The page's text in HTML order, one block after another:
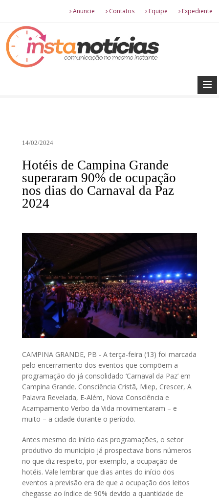
Anuncie Contatos Equipe Expediente
14/02/2024
Hotéis de Campina Grande
superaram 90% de ocupação
nos dias do Carnaval da Paz
2024
CAMPINA GRANDE, PB - A terça-feira (13) foi marcada
pelo encerramento dos eventos que compõem a
programação do já consolidado ‘Carnaval da Paz’ em
Campina Grande. Consciência Cristã, Miep, Crescer, A
Palavra Revelada, E-Além, Nova Consciência e
Acampamento Verbo da Vida movimentaram – e
muito – a cidade durante o período.
Antes mesmo do início das programações, o setor
produtivo do município já prospectava bons números
no que diz respeito, por exemplo, a ocupação de
hotéis. Vale lembrar que dias antes do início dos
eventos a previsão era de que a ocupação dos leitos
chegasse ao índice de 90% devido a quantidade de